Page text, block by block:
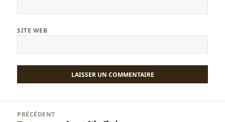
SITE WEB
PRÉCÉDENT